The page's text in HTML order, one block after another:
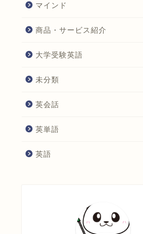
マインド
商品・サービス紹介
大学受験英語
未分類
英会話
英単語
英語